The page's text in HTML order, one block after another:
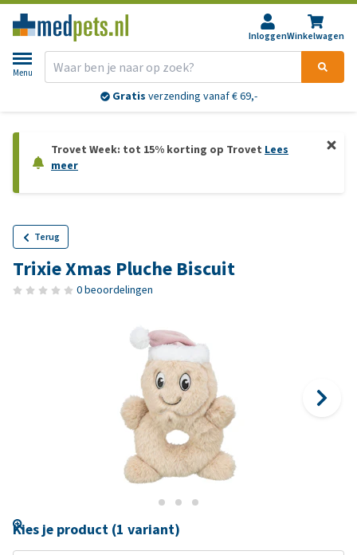
InloggenWinkelwagen
Menu
Gratis verzending vanaf € 69,-
Trovet Week: tot 15% korting op Trovet Lees
meer
Terug
Trixie Xmas Pluche Biscuit
0 beoordelingen
Kies je product (1 variant)